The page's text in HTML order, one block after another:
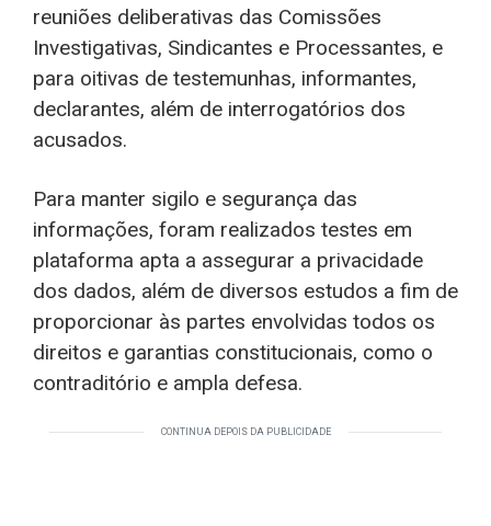
reuniões deliberativas das Comissões
Investigativas, Sindicantes e Processantes, e
para oitivas de testemunhas, informantes,
declarantes, além de interrogatórios dos
acusados.
Para manter sigilo e segurança das
informações, foram realizados testes em
plataforma apta a assegurar a privacidade
dos dados, além de diversos estudos a fim de
proporcionar às partes envolvidas todos os
direitos e garantias constitucionais, como o
contraditório e ampla defesa.
CONTINUA DEPOIS DA PUBLICIDADE